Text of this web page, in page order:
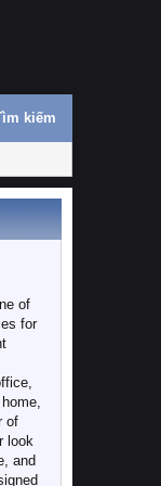
kiếm
of
for
of
look
and